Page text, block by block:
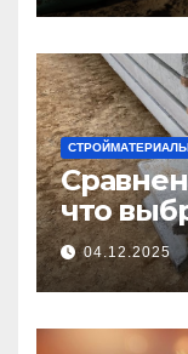
что
04.12.2025